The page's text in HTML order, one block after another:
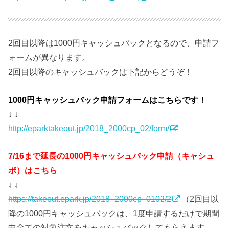
2回目以降は1000円キャッシュバックとなるので、申請フ
ォームが異なります。
2回目以降のキャッシュバックは下記からどうぞ！
1000円キャッシュバック申請フォームはこちらです！
↓ ↓
http://eparktakeout.jp/2018_2000cp_02/form/
7/16まで延長の1000円キャッシュバック申請（キャシュ
ポ）はこちら
↓ ↓
https://takeout.epark.jp/2018_2000cp_0102/2
（2回目以
降の1000円キャッシュバックは、1度申請するだけで期間